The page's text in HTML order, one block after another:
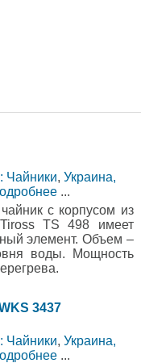
Чайники, Украина,
...
с корпусом из
TS 498 имеет
элемент. Объем –
воды. Мощность
3437
Чайники, Украина,
...